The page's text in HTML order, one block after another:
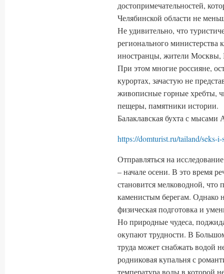
достопримечательностей,
Челябинской области не
Не удивительно, что
регионального министерства
иностранцы, жители Москвы,
При этом многие россияне,
курортах, зачастую не
живописные горные хребты,
пещеры, памятники истории.
Балаклавская бухта с
https://domturist.ru/tailand/seks-
Отправляться на
– начале осени. В это время
становится мелководной, что
каменистым берегам. Однако
физическая подготовка и
Но природные чудеса,
окупают трудности. В
труда может снабжать водой
родниковая купальня с